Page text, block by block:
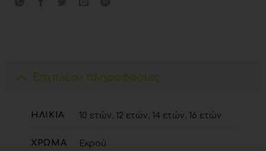
Επιπλέον πληροφορίες
ΗΛΙΚΊΑ 10 ετών 12 ετών 14 ετών 16 ετών
ΧΡΏΜΑ Εκρού